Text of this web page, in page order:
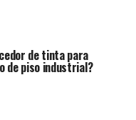
de tinta para
de piso industrial?